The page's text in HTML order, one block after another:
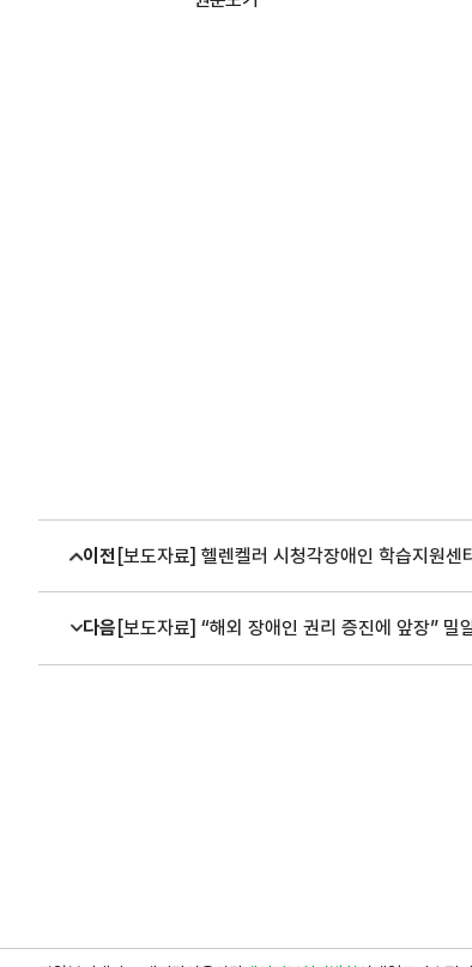
이전 [보도자료] 헬렌켈러 시청각장애인 학습지원
다음 [보도자료] “해외 장애인 권리 증진에 앞장” 밀